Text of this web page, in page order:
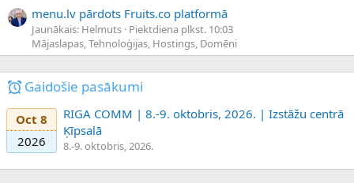
menu.lv pārdots Fruits.co platformā
Jaunākais: Helmuts Piektdiena plkst. 10:03
Mājaslapas, Tehnoloģijas, Hostings, Domēni
Gaidošie pasākumi
Oct 8
2026
RIGA COMM | 8.-9. oktobris, 2026. | Izstāžu centrā
Ķīpsalā
8.-9. oktobris, 2026.